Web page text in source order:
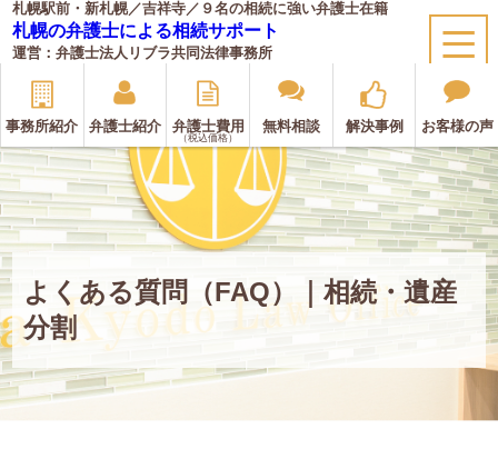
札幌駅前・新札幌／吉祥寺／９名の相続に強い弁護士在籍
札幌の弁護士による相続サポート
運営：弁護士法人リブラ共同法律事務所
事務所紹介 弁護士紹介 弁護士費用
（税込価格）
無料相談 解決事例 お客様の声
よくある質問（FAQ）｜相続・遺産
分割